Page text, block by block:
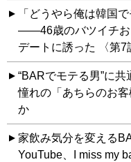
「どうやら俺は韓国
――46歳のバツイチお
デートに誘った 〈第7
“BARでモテる男”に共
憧れの「あちらのお
か
家飲み気分を変える
YouTube、I miss my